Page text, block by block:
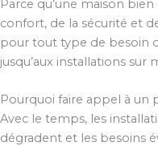
Parce qu’une maison
confort, de la sécurité et
pour tout type de besoin
jusqu’aux installations sur
Pourquoi faire appel à un
Avec le temps, les
dégradent et les besoins